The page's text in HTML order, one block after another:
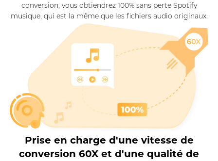
conversion, vous obtiendrez 100% sans perte Spotify
musique, qui est la même que les fichiers audio originaux.
Prise en charge d'une vitesse de
conversion 60X et d'une qualité de